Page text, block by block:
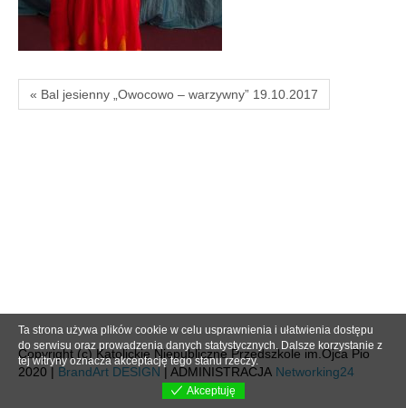
« Bal jesienny „Owocowo – warzywny” 19.10.2017
Copyright (c) Katolickie Niepubliczne Przedszkole im.Ojca Pio
2020 | BrandArt DESIGN | ADMINISTRACJA Networking24
Ta strona używa plików cookie w celu usprawnienia i ułatwienia dostępu
do serwisu oraz prowadzenia danych statystycznych. Dalsze korzystanie z
tej witryny oznacza akceptację tego stanu rzeczy.
Akceptuję